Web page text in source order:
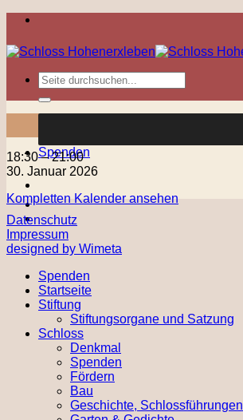
Zum
springen
Spenden
Kunst
&
Kulinarisches
18:30 –21:00
30. Januar 2026
Kompletten Kalender ansehen
Datenschutz
Impressum
designed by Wimeta
Spenden
Startseite
Stiftung
Stiftungsorgane und Satzung
Schloss
Denkmal
Spenden
Fördern
Bau
Geschichte, Schlossführungen